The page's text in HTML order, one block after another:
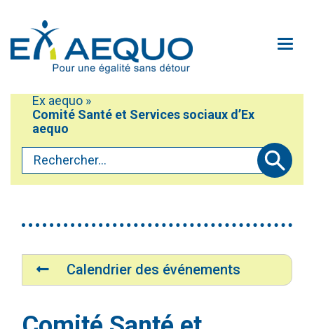
Mobiliser
Participer
Défendre
Accéder au service Oxili
Médias
Faire un don
Plan du site
Vous êtes ici :
Ex aequo »
Comité Santé et Services sociaux d’Ex
aequo
Navigation
Calendrier des événements